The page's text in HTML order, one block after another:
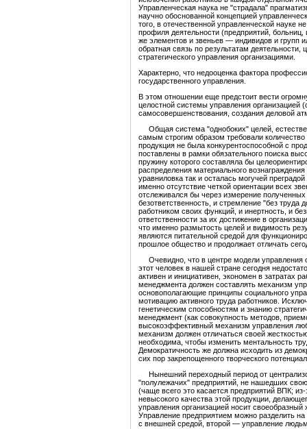
Управленческая наука не "страдала"
научно обоснованной концепцией
того, в отечественной управленческой науке
профиля деятельности (предприятий,
же элементов и звеньев — индивидов и групп
обратная связь по результатам
стратегического управления организациями.
Характерно, что недооценка фактора
государственного управления.
В этом отношении еще предстоит вести
целостной системы управления
самосовершенствования, создания деловой
Общая система "однобоких" целей,
самым строгим образом требовали количество
продукция не была конкурентоспособной с
поставлены в рамки обязательного поиска
пружину которого составляла бы
распределения материального
уравниловка так и осталась могучей
именно отсутствие четкой ориентации всех
отслеживался бы через измерение
безответственность, и стремление "без
работником своих функций, и инертность, и
ответственности за их достижение в
что именно размытость целей и видимость
являются питательной средой для
прошлое общество и продолжает отличать
Очевидно, что в центре модели управления
этот человек в нашей стране сегодня
активен и инициативен, экономен в затратах
менеджмента должен составлять механизм
основополагающие принципы социального
мотивацию активного труда работников.
генетическим способностям и знанию
менеджмент (как совокупность методов,
высокоэффективный механизм управления
механизм должен отличаться своей
необходима, чтобы изменить ментальность
Демократичность же должна исходить из
сих пор закрепощенного творческого
Нынешний переходный период от
"полулежачих" предприятий, не нашедших
(чаще всего это касается предприятий ВПК;
невысокого качества этой продукции,
управления организацией носит
Управление предприятием можно разделить
с внешней средой, второй — управление